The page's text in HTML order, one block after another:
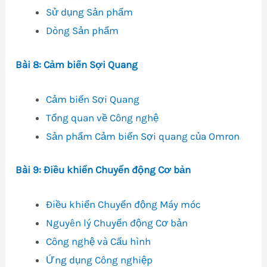
Sử dụng Sản phẩm
Dòng Sản phẩm
Bài 8: Cảm biến Sợi Quang
Cảm biến Sợi Quang
Tổng quan về Công nghệ
Sản phẩm Cảm biến Sợi quang của Omron
Bài 9: Điều khiển Chuyển động Cơ bản
Điều khiển Chuyển động Máy móc
Nguyên lý Chuyển động Cơ bản
Công nghệ và Cấu hình
Ứng dụng Công nghiệp